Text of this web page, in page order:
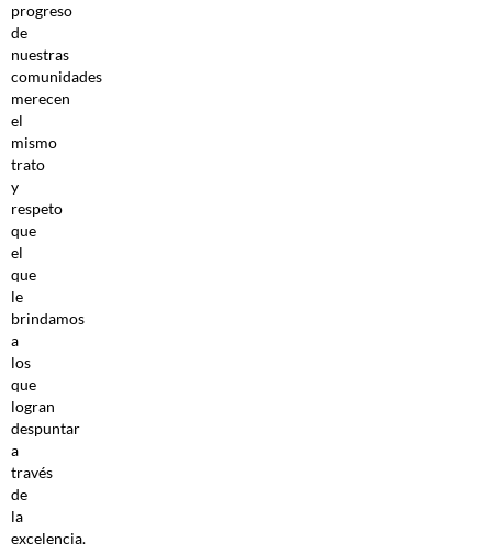
progreso
de
nuestras
comunidades
merecen
el
mismo
trato
y
respeto
que
el
que
le
brindamos
a
los
que
logran
despuntar
a
través
de
la
excelencia.